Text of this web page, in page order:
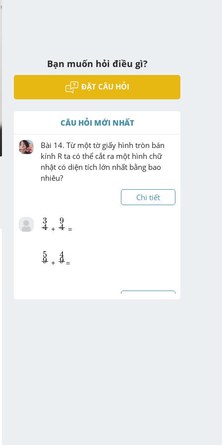
Bạn muốn hỏi điều gì?
ĐẶT CÂU HỎI
CÂU HỎI MỚI NHẤT
Bài 14. Từ một tờ giấy hình tròn bán
kính R ta có thể cắt ra một hình chữ
nhật có diện tích lớn nhất bằng bao
nhiêu?
Chi tiết
3
4
34
+
9
4
94
5
9
59
+
4
9
49
=